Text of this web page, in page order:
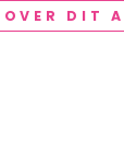
OVER DIT